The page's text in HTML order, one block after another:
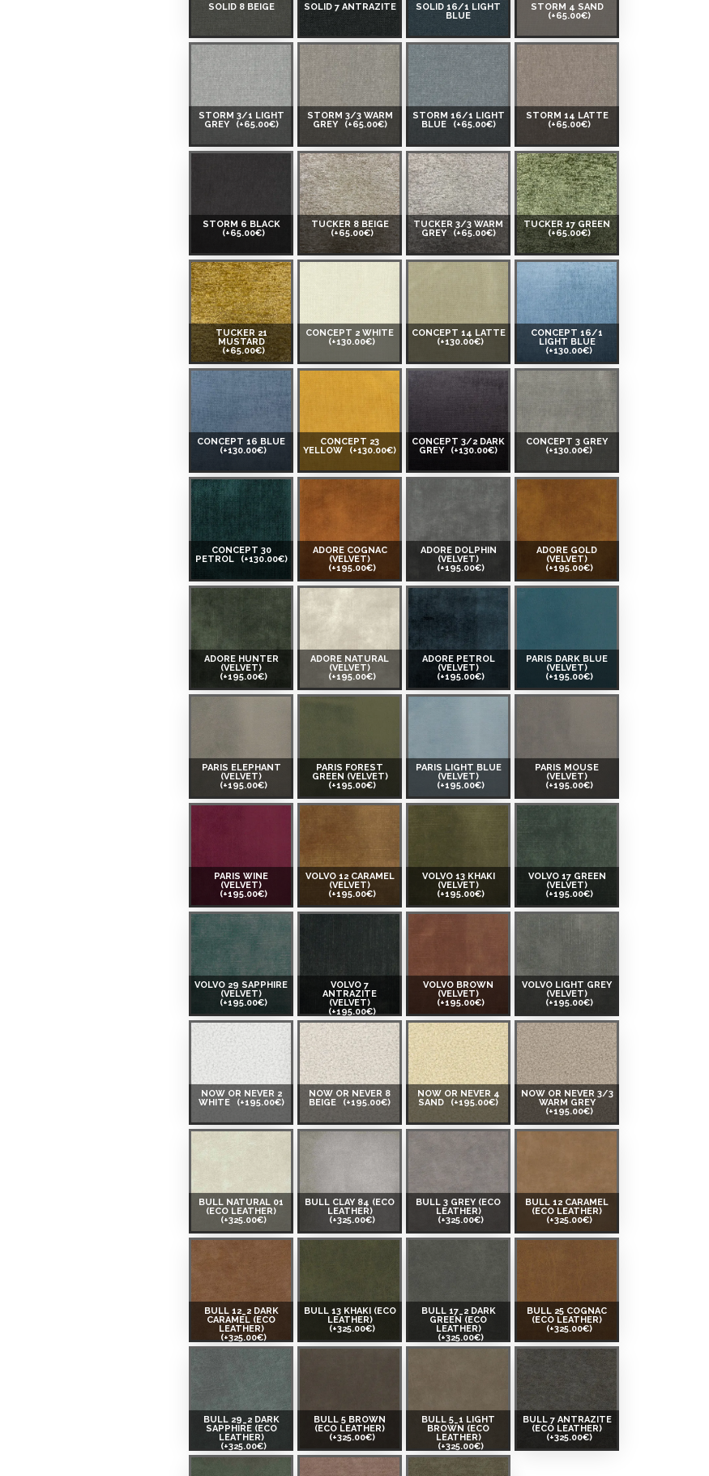
SOLID 8 BEIGE SOLID 7 ANTRAZITE
SOLID 16/1 LIGHT
BLUE
STORM 4 SAND
(+65.00€)
STORM 3/1 LIGHT
GREY
(+65.00€)
STORM 3/3 WARM
GREY
(+65.00€)
STORM 16/1 LIGHT
BLUE
(+65.00€)
STORM 14 LATTE
(+65.00€)
STORM 6 BLACK
(+65.00€)
TUCKER 8 BEIGE
(+65.00€)
TUCKER 3/3 WARM
GREY (+65.00€)
TUCKER 17 GREEN
(+65.00€)
TUCKER 21
MUSTARD
(+65.00€)
CONCEPT 2 WHITE
(+130.00€)
CONCEPT 14 LATTE
(+130.00€)
CONCEPT 16/1
LIGHT BLUE
(+130.00€)
CONCEPT 16 BLUE
(+130.00€)
CONCEPT 23
YELLOW
(+130.00€)
CONCEPT 3/2 DARK
GREY
(+130.00€)
CONCEPT 3 GREY
(+130.00€)
CONCEPT 30
PETROL
(+130.00€)
ADORE COGNAC
(VELVET)
(+195.00€)
ADORE DOLPHIN
(VELVET)
(+195.00€)
ADORE GOLD
(VELVET)
(+195.00€)
ADORE HUNTER
(VELVET)
(+195.00€)
ADORE NATURAL
(VELVET)
(+195.00€)
ADORE PETROL
(VELVET)
(+195.00€)
PARIS DARK BLUE
(VELVET)
(+195.00€)
PARIS ELEPHANT
(VELVET)
(+195.00€)
PARIS FOREST
GREEN (VELVET)
(+195.00€)
PARIS LIGHT BLUE
(VELVET)
(+195.00€)
PARIS MOUSE
(VELVET)
(+195.00€)
PARIS WINE
(VELVET)
(+195.00€)
VOLVO 12 CARAMEL
(VELVET)
(+195.00€)
VOLVO 13 KHAKI
(VELVET)
(+195.00€)
VOLVO 17 GREEN
(VELVET)
(+195.00€)
VOLVO 29 SAPPHIRE
(VELVET)
(+195.00€)
VOLVO 7
ANTRAZITE
(VELVET)
(+195.00€)
VOLVO BROWN
(VELVET)
(+195.00€)
VOLVO LIGHT GREY
(VELVET)
(+195.00€)
NOW OR NEVER 2
WHITE
(+195.00€)
NOW OR NEVER 8
BEIGE
(+195.00€)
NOW OR NEVER 4
SAND
(+195.00€)
NOW OR NEVER 3/3
WARM GREY
(+195.00€)
BULL NATURAL 01
(ECO LEATHER)
(+325.00€)
BULL CLAY 84 (ECO
LEATHER)
(+325.00€)
BULL 3 GREY (ECO
LEATHER)
(+325.00€)
BULL 12 CARAMEL
(ECO LEATHER)
(+325.00€)
BULL 12_2 DARK
CARAMEL (ECO
LEATHER)
(+325.00€)
BULL 13 KHAKI (ECO
LEATHER)
(+325.00€)
BULL 17_2 DARK
GREEN (ECO
LEATHER)
(+325.00€)
BULL 25 COGNAC
(ECO LEATHER)
(+325.00€)
BULL 29_2 DARK
SAPPHIRE (ECO
LEATHER)
(+325.00€)
BULL 5 BROWN
(ECO LEATHER)
(+325.00€)
BULL 5_1 LIGHT
BROWN (ECO
LEATHER)
(+325.00€)
BULL 7 ANTRAZITE
(ECO LEATHER)
(+325.00€)